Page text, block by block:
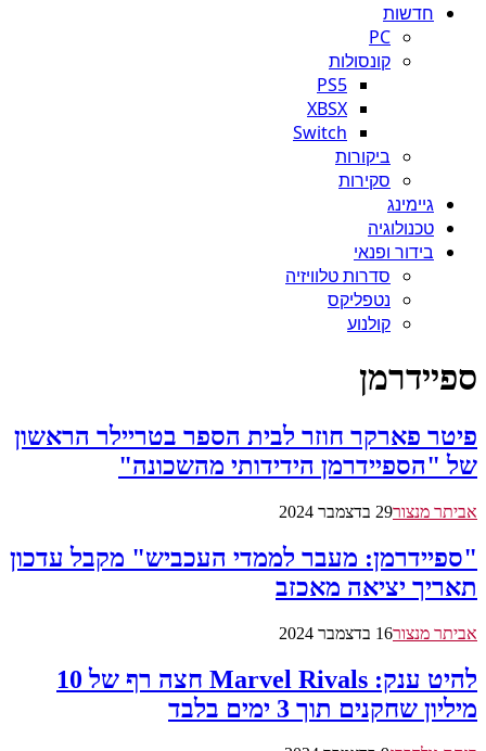
חדשות
PC
קונסולות
PS5
XBSX
Switch
ביקורות
סקירות
גיימינג
טכנולוגיה
בידור ופנאי
סדרות טלוויזיה
נטפליקס
קולנוע
ספיידרמן
פיטר פארקר חוזר לבית הספר בטריילר הראשון
של "הספיידרמן הידידותי מהשכונה"
אביתר מנצור29 בדצמבר 2024
"ספיידרמן: מעבר לממדי העכביש" מקבל עדכון
תאריך יציאה מאכזב
אביתר מנצור16 בדצמבר 2024
להיט ענק: Marvel Rivals חצה רף של 10
מיליון שחקנים תוך 3 ימים בלבד